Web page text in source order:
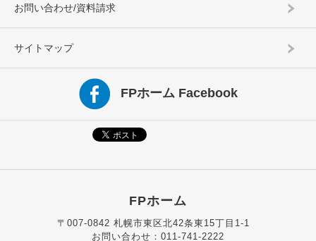
お問い合わせ/資料請求
サイトマップ
FPホーム Facebook
FPホーム
〒007-0842 札幌市東区北42条東15丁目1-1
お問い合わせ：011-741-2222